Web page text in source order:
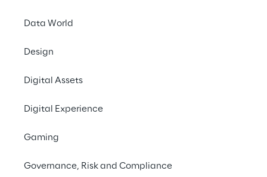
Data World
Design
Digital Assets
Digital Experience
Gaming
Governance, Risk and Compliance
#Autonomous Mobile Robots